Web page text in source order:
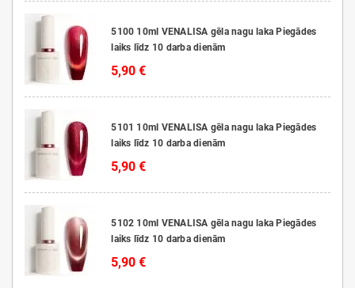
5100 10ml VENALISA gēla nagu laka Piegādes
laiks līdz 10 darba dienām
5,90 €
5101 10ml VENALISA gēla nagu laka Piegādes
laiks līdz 10 darba dienām
5,90 €
5102 10ml VENALISA gēla nagu laka Piegādes
laiks līdz 10 darba dienām
5,90 €